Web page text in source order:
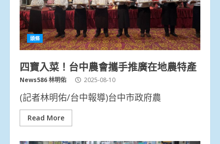
頭條
四寶入菜！台中農會攜手推廣在地農特產
News586 林明佑 2025-08-10
(記者林明佑/台中報導)台中市政府農
Read More